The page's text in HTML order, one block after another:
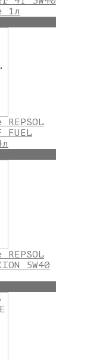
1л
FUEL
5W40